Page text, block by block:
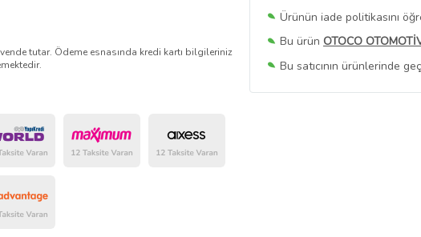
Ürünün iade politikasını
Bu ürün OTOCO
Bu satıcının ürünlerinde
Bu SatıcınınTüm
tutar. Ödeme esnasında kredi kartı bilgileriniz